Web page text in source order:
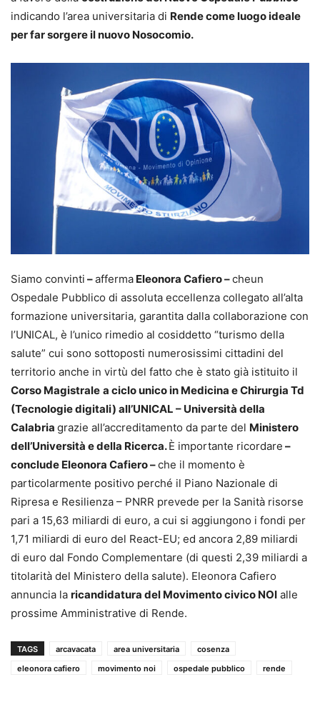
indicando l’area universitaria di Rende come luogo ideale
per far sorgere il nuovo Nosocomio.
Siamo convinti –afferma Eleonora Cafiero –cheun
Ospedale Pubblico di assoluta eccellenza collegato all’alta
formazione universitaria, garantita dalla collaborazione con
l’UNICAL, è l’unico rimedio al cosiddetto “turismo della
salute” cui sono sottoposti numerosissimi cittadini del
territorio anche in virtù del fatto che è stato già istituito il
Corso Magistrale a ciclo unico in Medicina e Chirurgia Td
(Tecnologie digitali) all’UNICAL – Università della
Calabria grazie all’accreditamento da parte del Ministero
dell’Università e della Ricerca.È importante ricordare –
conclude Eleonora Cafiero –che il momento è
particolarmente positivo perché il Piano Nazionale di
Ripresa e Resilienza – PNRR prevede per la Sanità risorse
pari a 15,63 miliardi di euro, a cui si aggiungono i fondi per
1,71 miliardi di euro del React-EU; ed ancora 2,89 miliardi
di euro dal Fondo Complementare (di questi 2,39 miliardi a
titolarità del Ministero della salute). Eleonora Cafiero
annuncia la ricandidatura del Movimento civico NOI alle
prossime Amministrative di Rende.
TAGS arcavacata area universitaria
cosenza
eleonora cafiero
movimento noi ospedale pubblico rende